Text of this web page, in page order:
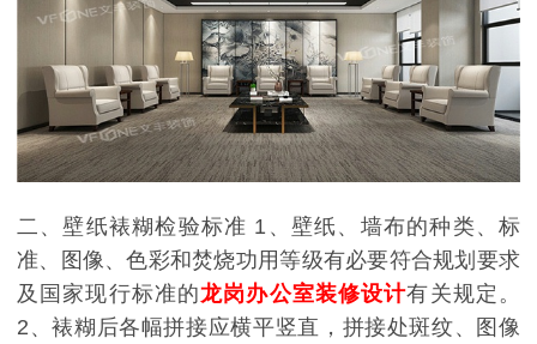
二、壁纸裱糊检验标准 1、壁纸、墙布的种类、标
准、图像、色彩和焚烧功用等级有必要符合规划要求
及国家现行标准的龙岗办公室装修设计有关规定。
2、裱糊后各幅拼接应横平竖直，拼接处斑纹、图像